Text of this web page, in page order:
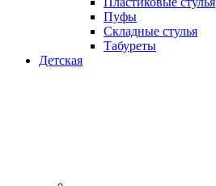
Пуфы
Складные стулья
Табуреты
Детская